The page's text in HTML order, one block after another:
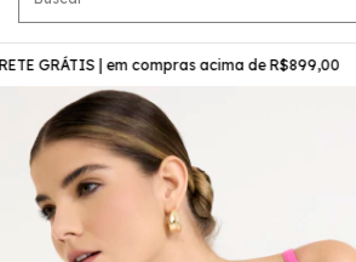
GRÁTIS | em compras acima de R$899,00